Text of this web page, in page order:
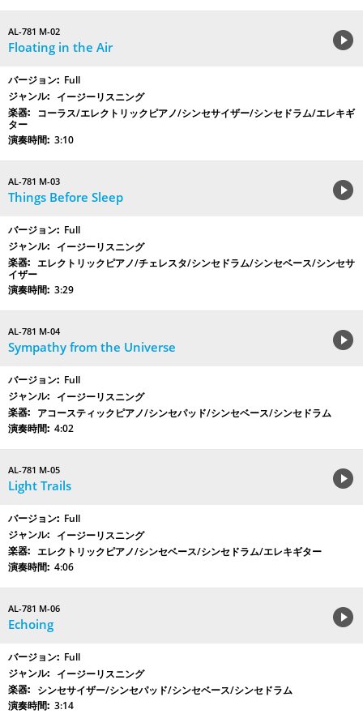
AL-781 M-02
Floating in the Air
Full
イージーリスニング
コーラス/エレクトリックピアノ/シンセサイザー/シンセドラム/エレキギ
ター
3:10
AL-781 M-03
Things Before Sleep
Full
イージーリスニング
エレクトリックピアノ/チェレスタ/シンセドラム/シンセベース/シンセサ
イザー
3:29
AL-781 M-04
Sympathy from the Universe
Full
イージーリスニング
アコースティックピアノ/シンセパッド/シンセベース/シンセドラム
4:02
AL-781 M-05
Light Trails
Full
イージーリスニング
エレクトリックピアノ/シンセベース/シンセドラム/エレキギター
4:06
AL-781 M-06
Echoing
Full
イージーリスニング
シンセサイザー/シンセパッド/シンセベース/シンセドラム
3:14